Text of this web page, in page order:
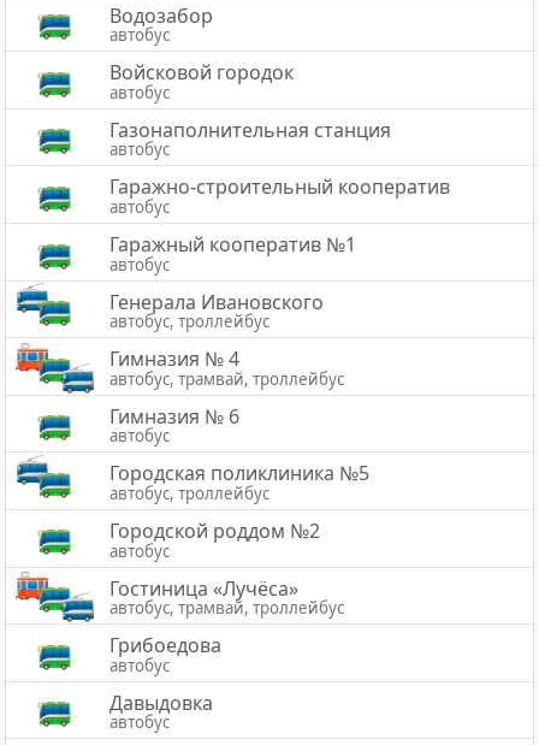
Водозабор
автобус
Войсковой городок
автобус
Газонаполнительная станция
автобус
Гаражно-строительный кооператив
автобус
Гаражный кооператив №1
автобус
Генерала Ивановского
автобус, троллейбус
Гимназия № 4
автобус, трамвай, троллейбус
Гимназия № 6
автобус
Городская поликлиника №5
автобус, троллейбус
Городской роддом №2
автобус
Гостиница «Лучёса»
автобус, трамвай, троллейбус
Грибоедова
автобус
Давыдовка
автобус